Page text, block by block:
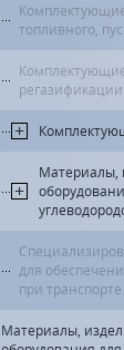
топливного,
регазификации
Материалы,
для
при
Материалы,